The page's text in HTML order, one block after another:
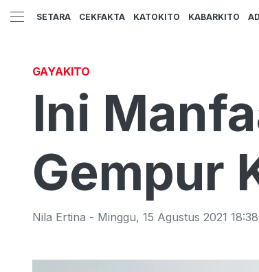
SETARA CEKFAKTA KATOKITO KABARKITO
GAYAKITO
Ini
Gempur
Nila Ertina - Minggu, 15 Agustus 2021 18:38